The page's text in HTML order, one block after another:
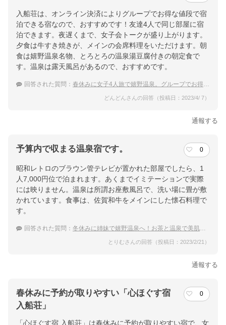
入船荘は、オンライン決済によりグループでお得な値段で宿
泊できる宿なので、おすすめです！友達4人で同じ部屋に宿
泊できます。夜遅くまで、女子会トークが盛り上がります。
夕食は牛すき焼きが、メインの会席料理をいただけます。朝
食は嬉野温泉名物、とろとろの温泉湯豆腐付きの朝定食で
す。温泉は露天風呂があるので、おすすめです。
回答された質問： 春休みに女子4人旅で嬉野温泉。グループでお得に泊まれる宿は？
どんどんさんの回答（投稿日：2023/4/ 7）
通報する
予算内で収まる温泉宿です。 0
昭和レトロのブラウン管テレビが置かれた部屋でしたら、1
人7,000円位で泊まれます。あくまでイミテーションで実際
には映りません。温泉は所謂お座敷風呂で、洗い場に畳が敷
かれています。食事は、佐賀和牛をメインにした懐石料理で
す。
回答された質問： 冬休みに姉妹で嬉野温泉へ！お茶と温泉で美肌になれる宿
とりむさんの回答（投稿日：2023/2/21）
通報する
春休みに予約が取りやすい「心ほぐす宿
入船荘」
0
「心ほぐす宿 入船荘」は春休みに予約が取りやすい宿で、女